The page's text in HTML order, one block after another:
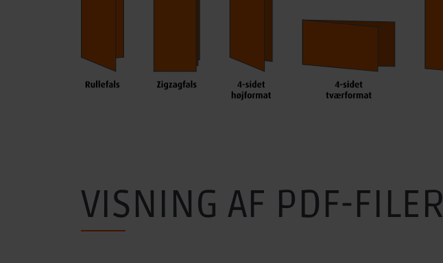
VISNING AF PDF-FILER